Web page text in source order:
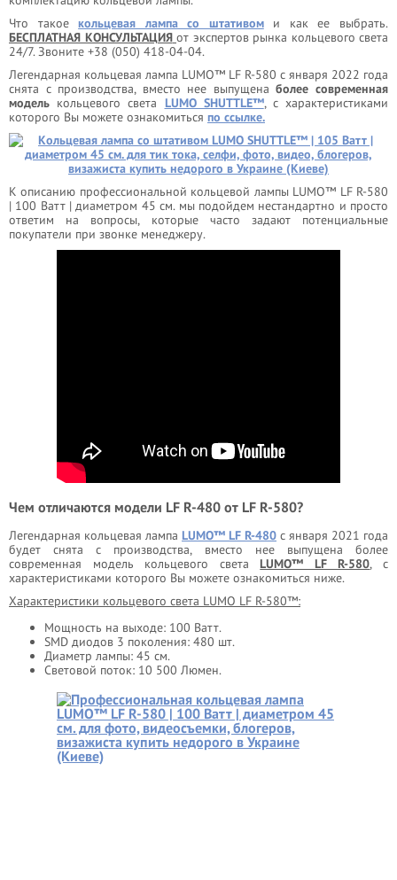
Что такоекольцевая лампа со штативоми как ее выбрать.
БЕСПЛАТНАЯ КОНСУЛЬТАЦИЯ от экспертов рынка кольцевого света
24/7. Звоните +38 (050) 418-04-04.
Легендарная кольцевая лампа LUMO™ LF R-580 с января 2022 года
снята с производства, вместо нее выпущенаболее современная
модель кольцевого света LUMO SHUTTLE™, с характеристиками
которого Вы можете ознакомиться по ссылке.
К описанию профессиональной кольцевой лампы LUMO™ LF R-580
| 100 Ватт | диаметром 45 см. мы подойдем нестандартно и просто
ответим на вопросы, которые часто задают потенциальные
покупатели при звонке менеджеру.
Чем отличаются модели LF R-480 от LF R-580?
Легендарная кольцевая лампа LUMO™ LF R-480 с января 2021 года
будет снята с производства, вместо нее выпущена более
современная модель кольцевого светаLUMO™ LF R-580, с
характеристиками которого Вы можете ознакомиться ниже.
Характеристики кольцевого света LUMO LF R-580™:
Мощность на выходе: 100 Ватт.
SMD диодов 3 поколения: 480 шт.
Диаметр лампы: 45 см.
Световой поток: 10 500 Люмен.